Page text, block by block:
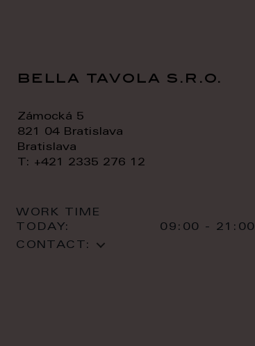
bella tavola s.r.o.
Zámocká 5
821 04 Bratislava
Bratislava
T: +421 2335 276 12
WORK TIME
TODAY:
09:00 - 21:00
CONTACT: